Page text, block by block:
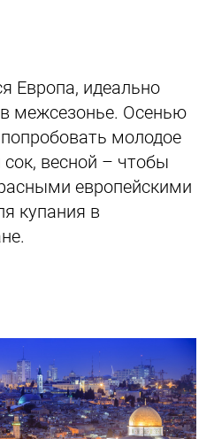
Европа, идеально
межсезонье. Осенью
молодое
весной – чтобы
европейскими
купания в